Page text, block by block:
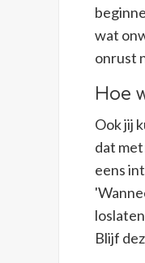
wat
onrust
Hoe
Ook jij
dat
eens
Blijf